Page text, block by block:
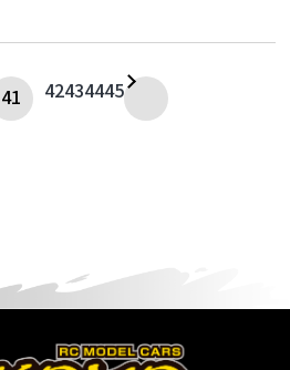
41 42434445